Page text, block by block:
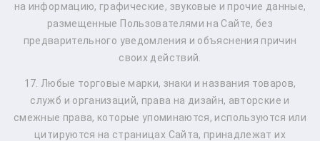
на информацию, графические, звуковые и прочие данные,
размещенные Пользователями на Сайте, без
предварительного уведомления и объяснения причин
своих действий.
17. Любые торговые марки, знаки и названия товаров,
служб и организаций, права на дизайн, авторские и
смежные права, которые упоминаются, используются или
цитируются на страницах Сайта, принадлежат их